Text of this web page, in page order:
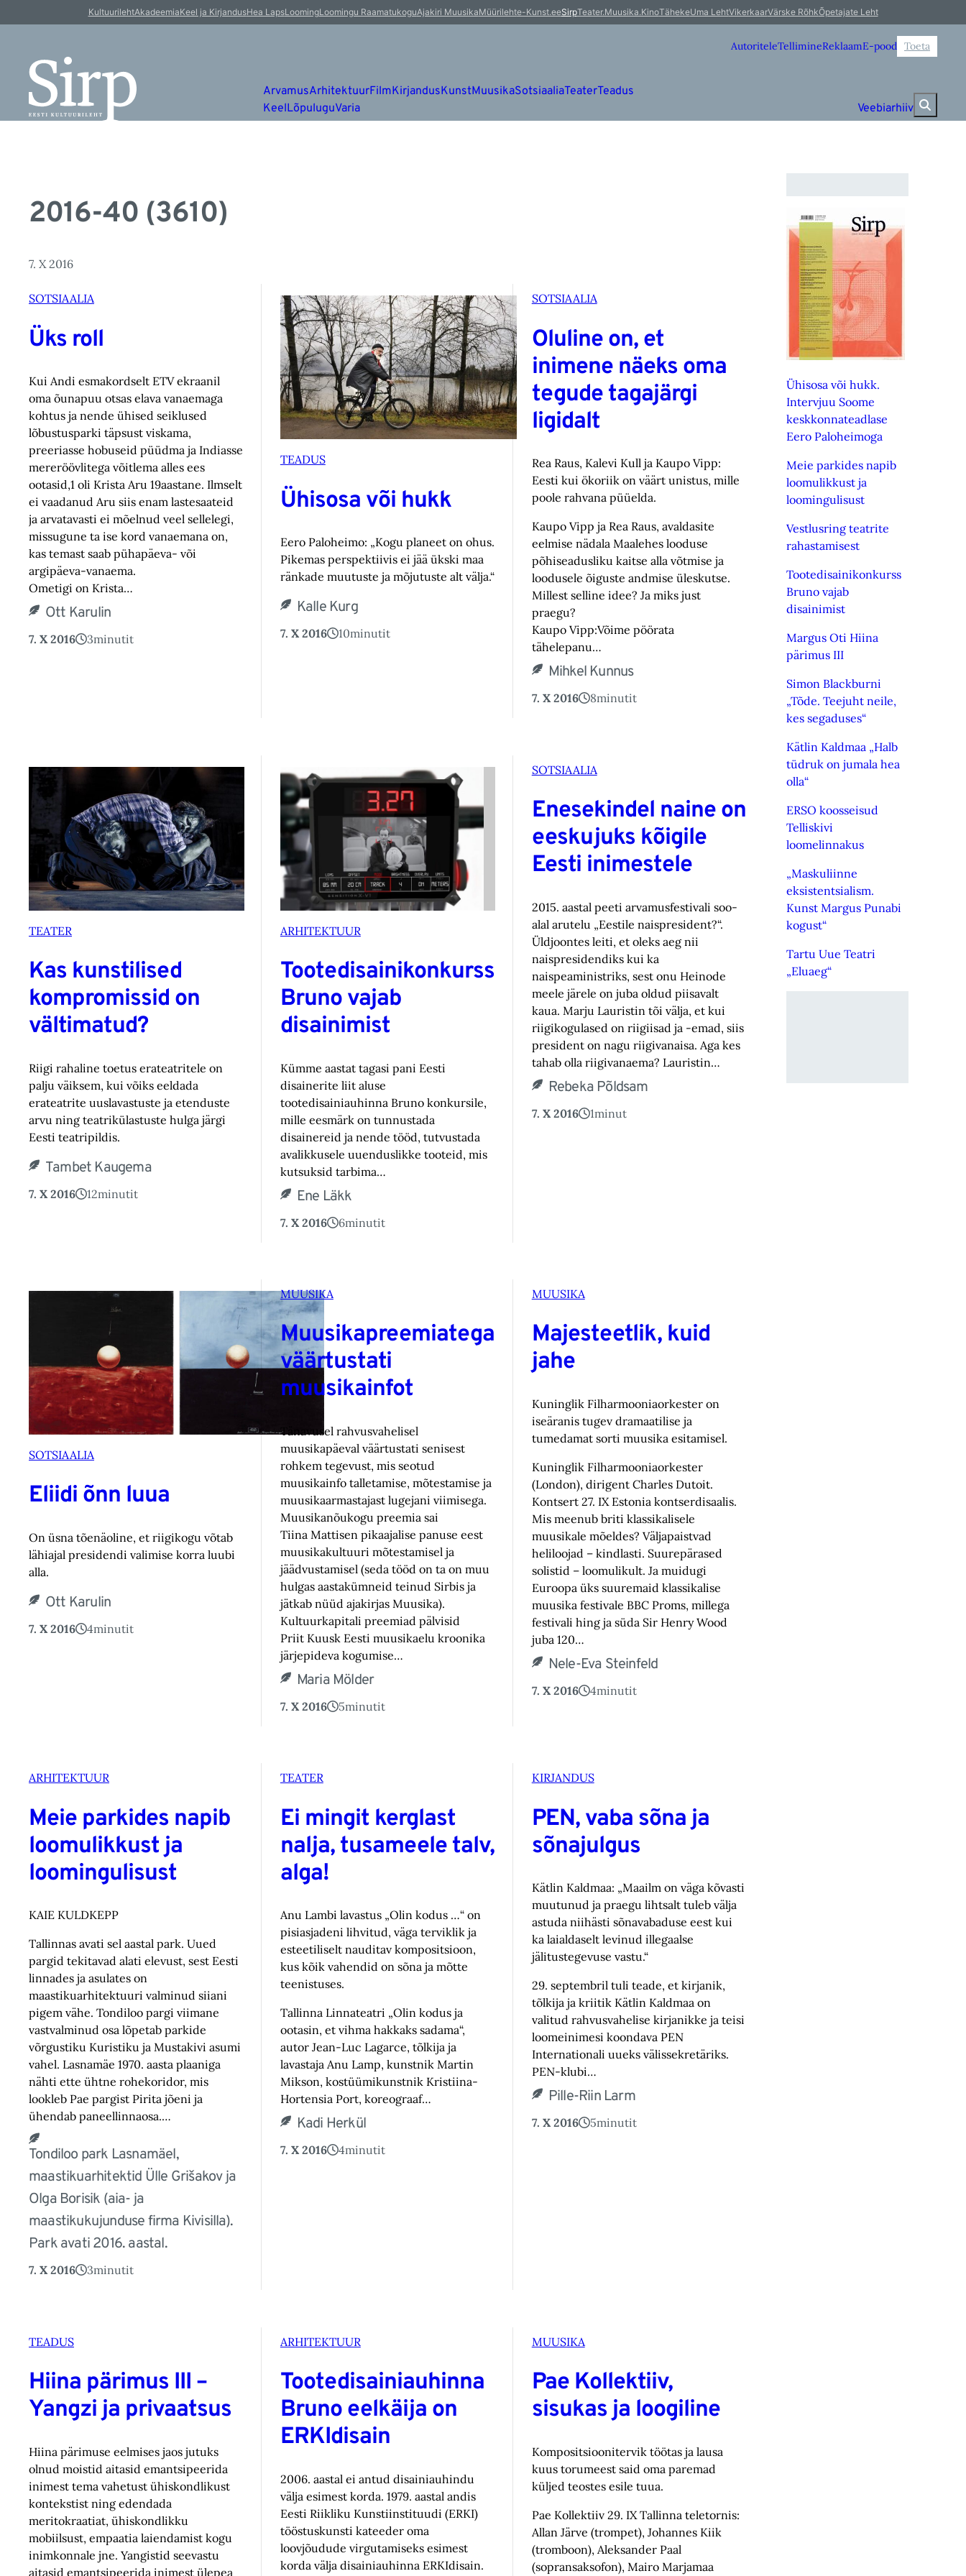
KultuurilehtAkadeemiaKeel ja KirjandusHea LapsLoomingLoomingu RaamatukoguAjakiri MuusikaMüürilehte-Kunst.eeSirpTeater.Muusika.KinoTähekeUma LehtVikerkaarVärske RõhkÕpetajate Leht
AutoriteleTellimineReklaamE-pood Toeta
ArvamusArhitektuurFilmKirjandusKunstMuusikaSotsiaaliaTeaterTeadus
KeelLõpuluguVaria Veebiarhiiv
2016-40 (3610)
7. X 2016
SOTSIAALIA
Üks roll
Kui Andi esmakordselt ETV ekraanil
oma õunapuu otsas elava vanaemaga
kohtus ja nende ühised seiklused
lõbustusparki täpsust viskama,
preeriasse hobuseid püüdma ja Indiasse
mereröövlitega võitlema alles ees
ootasid,1 oli Krista Aru 19aastane. Ilmselt
ei vaadanud Aru siis enam lastesaateid
ja arvatavasti ei mõelnud veel sellelegi,
missugune ta ise kord vanaemana on,
kas temast saab pühapäeva- või
argipäeva-vanaema.
Ometigi on Krista…
Ott Karulin
7. X 2016 3minutit
TEADUS
Ühisosa või hukk
Eero Paloheimo: „Kogu planeet on ohus.
Pikemas perspektiivis ei jää ükski maa
ränkade muutuste ja mõjutuste alt välja.“
Kalle Kurg
7. X 2016 10minutit
SOTSIAALIA
Oluline on, et
inimene näeks oma
tegude tagajärgi
ligidalt
Rea Raus, Kalevi Kull ja Kaupo Vipp:
Eesti kui ökoriik on väärt unistus, mille
poole rahvana püüelda.
Kaupo Vipp ja Rea Raus, avaldasite
eelmise nädala Maalehes looduse
põhiseadusliku kaitse alla võtmise ja
loodusele õiguste andmise üleskutse.
Millest selline idee? Ja miks just
praegu?
Kaupo Vipp:Võime pöörata
tähelepanu…
Mihkel Kunnus
7. X 2016 8minutit
TEATER
Kas kunstilised
kompromissid on
vältimatud?
Riigi rahaline toetus erateatritele on
palju väiksem, kui võiks eeldada
erateatrite uuslavastuste ja etenduste
arvu ning teatrikülastuste hulga järgi
Eesti teatripildis.
Tambet Kaugema
7. X 2016 12minutit
ARHITEKTUUR
Tootedisainikonkurss
Bruno vajab
disainimist
Kümme aastat tagasi pani Eesti
disainerite liit aluse
tootedisainiauhinna Bruno konkursile,
mille eesmärk on tunnustada
disainereid ja nende tööd, tutvustada
avalikkusele uuenduslikke tooteid, mis
kutsuksid tarbima…
Ene Läkk
7. X 2016 6minutit
SOTSIAALIA
Enesekindel naine on
eeskujuks kõigile
Eesti inimestele
2015. aastal peeti arvamusfestivali soo­
alal arutelu „Eestile naispresident?“.
Üldjoontes leiti, et oleks aeg nii
naispresidendiks kui ka
naispeaministriks, sest onu Heinode
meele järele on juba oldud piisavalt
kaua. Marju Lauristin tõi välja, et kui
riigikogulased on riigiisad ja -emad, siis
president on nagu riigivanaisa. Aga kes
tahab olla riigivanaema? Lauristin…
Rebeka Põldsam
7. X 2016 1minut
SOTSIAALIA
Eliidi õnn luua
On üsna tõenäoline, et riigikogu võtab
lähiajal presidendi valimise korra luubi
alla.
Ott Karulin
7. X 2016 4minutit
MUUSIKA
Muusikapreemiatega
väärtustati
muusikainfot
Tänavusel rahvusvahelisel
muusikapäeval väärtustati senisest
rohkem tegevust, mis seotud
muusikainfo talletamise, mõtestamise ja
muusikaarmastajast lugejani viimisega.
Muusikanõukogu preemia sai
Tiina Mattisen pikaajalise panuse eest
muusikakultuuri mõtestamisel ja
jäädvustamisel (seda tööd on ta on muu
hulgas aastakümneid teinud Sirbis ja
jätkab nüüd ajakirjas Muusika).
Kultuurkapitali preemiad pälvisid
Priit Kuusk Eesti muusikaelu kroonika
järjepideva kogumise…
Maria Mölder
7. X 2016 5minutit
MUUSIKA
Majesteetlik, kuid
jahe
Kuninglik Filharmooniaorkester on
iseäranis tugev dramaatilise ja
tumedamat sorti muusika esitamisel.
Kuninglik Filharmooniaorkester
(London), dirigent Charles Dutoit.
Kontsert 27. IX Estonia kontserdisaalis.
Mis meenub briti klassikalisele
muusikale mõeldes? Väljapaistvad
heliloojad – kindlasti. Suurepärased
solistid – loomulikult. Ja muidugi
Euroopa üks suuremaid klassikalise
muusika festivale BBC Proms, millega
festivali hing ja süda Sir Henry Wood
juba 120…
Nele-Eva Steinfeld
7. X 2016 4minutit
ARHITEKTUUR
Meie parkides napib
loomulikkust ja
loomingulisust
KAIE KULDKEPP
Tallinnas avati sel aastal park. Uued
pargid tekitavad alati elevust, sest Eesti
linnades ja asulates on
maastikuarhitektuuri valminud siiani
pigem vähe. Tondiloo pargi viimane
vastvalminud osa lõpetab parkide
võrgustiku Kuristiku ja Mustakivi asumi
vahel. Lasnamäe 1970. aasta plaaniga
nähti ette ühtne rohekoridor, mis
lookleb Pae pargist Pirita jõeni ja
ühendab paneellinnaosa.…
Tondiloo park Lasnamäel,
maastikuarhitektid Ülle Grišakov ja
Olga Borisik (aia- ja
maastikukujunduse firma Kivisilla).
Park avati 2016. aastal.
7. X 2016 3minutit
TEATER
Ei mingit kerglast
nalja, tusameele talv,
alga!
Anu Lambi lavastus „Olin kodus …“ on
pisiasjadeni lihvitud, väga terviklik ja
esteetiliselt nauditav kompositsioon,
kus kõik vahendid on sõna ja mõtte
teenistuses.
Tallinna Linnateatri „Olin kodus ja
ootasin, et vihma hakkaks sadama“,
autor Jean-Luc Lagarce, tõlkija ja
lavastaja Anu Lamp, kunstnik Martin
Mikson, kostüümikunstnik Kristiina-
Hortensia Port, koreograaf…
Kadi Herkül
7. X 2016 4minutit
KIRJANDUS
PEN, vaba sõna ja
sõnajulgus
Kätlin Kaldmaa: „Maailm on väga kõvasti
muutunud ja praegu lihtsalt tuleb välja
astuda niihästi sõnavabaduse eest kui
ka laialdaselt levinud illegaalse
jälitustegevuse vastu.“
29. septembril tuli teade, et kirjanik,
tõlkija ja kriitik Kätlin Kaldmaa on
valitud rahvusvahelise kirjanikke ja teisi
loomeinimesi koondava PEN
Internationali uueks välissekretäriks.
PEN-klubi…
Pille-Riin Larm
7. X 2016 5minutit
TEADUS
Hiina pärimus III –
Yangzi ja privaatsus
Hiina pärimuse eelmises jaos jutuks
olnud moistid aitasid emantsipeerida
inimest tema vahetust ühiskondlikust
kontekstist ning edendada
meritokraatiat, ühiskondlikku
mobiilsust, empaatia laiendamist kogu
inimkonnale jne. Yangistid seevastu
aitasid emantsipeerida inimest ülepea
ARHITEKTUUR
Tootedisainiauhinna
Bruno eelkäija on
ERKIdisain
2006. aastal ei antud disainiauhindu
välja esimest korda. 1979. aastal andis
Eesti Riikliku Kunstiinstituudi (ERKI)
tööstuskunsti kateeder oma
loovjõudude virgutamiseks esimest
korda välja disainiauhinna ERKIdisain.
MUUSIKA
Pae Kollektiiv,
sisukas ja loogiline
Kompositsioonitervik töötas ja lausa
kuus torumeest said oma paremad
küljed teostes esile tuua.
Pae Kollektiiv 29. IX Tallinna teletornis:
Allan Järve (trompet), Johannes Kiik
(tromboon), Aleksander Paal
(sopransaksofon), Mairo Marjamaa
Ühisosa või hukk.
Intervjuu Soome
keskkonnateadlase
Eero Paloheimoga
Meie parkides napib
loomulikkust ja
loomingulisust
Vestlusring teatrite
rahastamisest
Tootedisainikonkurss
Bruno vajab
disainimist
Margus Oti Hiina
pärimus III
Simon Blackburni
„Tõde. Teejuht neile,
kes segaduses“
Kätlin Kaldmaa „Halb
tüdruk on jumala hea
olla“
ERSO koosseisud
Telliskivi
loomelinnakus
„Maskuliinne
eksistentsialism.
Kunst Margus Punabi
kogust“
Tartu Uue Teatri
„Eluaeg“